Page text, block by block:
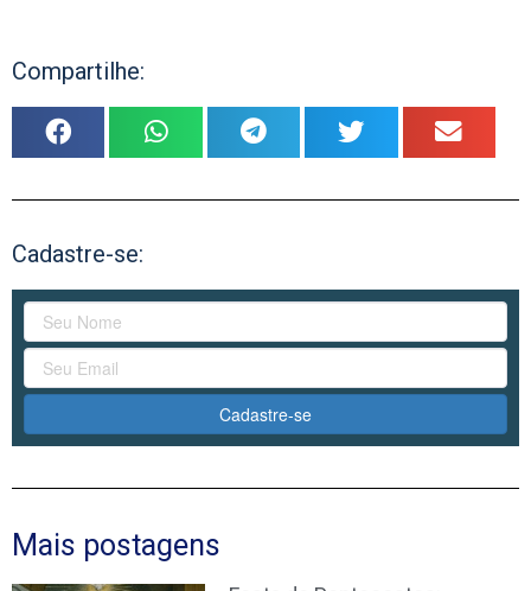
Compartilhe:
Cadastre-se:
Cadastre-se
Mais postagens